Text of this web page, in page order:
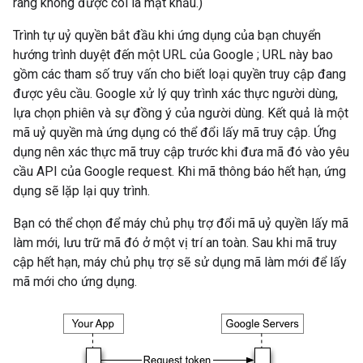
Trình tự uỷ quyền bắt đầu khi ứng dụng của bạn chuyển
hướng trình duyệt đến một URL của Google ; URL này bao
gồm các tham số truy vấn cho biết loại quyền truy cập đang
được yêu cầu. Google xử lý quy trình xác thực người dùng,
lựa chọn phiên và sự đồng ý của người dùng. Kết quả là một
mã uỷ quyền mà ứng dụng có thể đổi lấy mã truy cập. Ứng
dụng nên xác thực mã truy cập trước khi đưa mã đó vào yêu
cầu API của Google request. Khi mã thông báo hết hạn, ứng
dụng sẽ lặp lại quy trình.
Bạn có thể chọn để máy chủ phụ trợ đổi mã uỷ quyền lấy mã
làm mới, lưu trữ mã đó ở một vị trí an toàn. Sau khi mã truy
cập hết hạn, máy chủ phụ trợ sẽ sử dụng mã làm mới để lấy
mã mới cho ứng dụng.